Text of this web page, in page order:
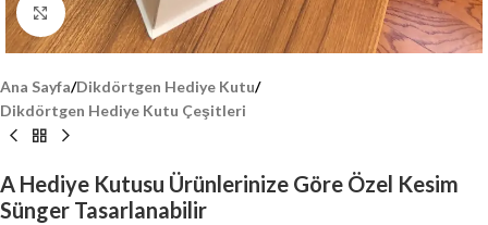
Click to enlarge
Ana Sayfa/Dikdörtgen Hediye Kutu/
Dikdörtgen Hediye Kutu Çeşitleri
A Hediye Kutusu Ürünlerinize Göre Özel Kesim
Sünger Tasarlanabilir